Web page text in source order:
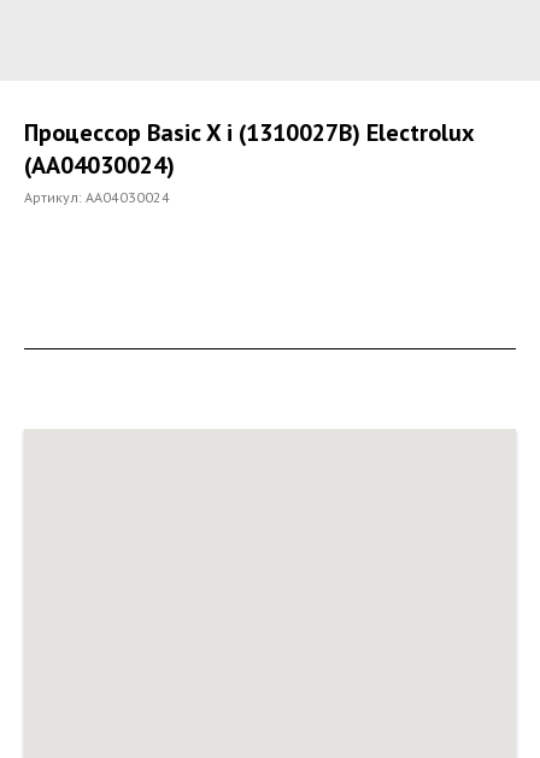
Процессор Basic X i (1310027B) Electrolux
(AA04030024)
Артикул: AA04030024